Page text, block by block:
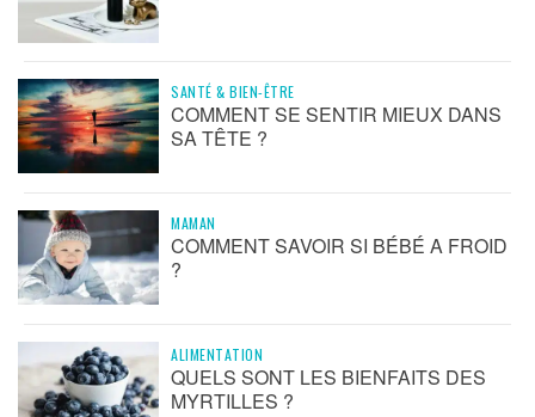
SANTÉ & BIEN-ÊTRE
COMMENT SE SENTIR MIEUX DANS
SA TÊTE ?
MAMAN
COMMENT SAVOIR SI BÉBÉ A FROID
?
ALIMENTATION
QUELS SONT LES BIENFAITS DES
MYRTILLES ?